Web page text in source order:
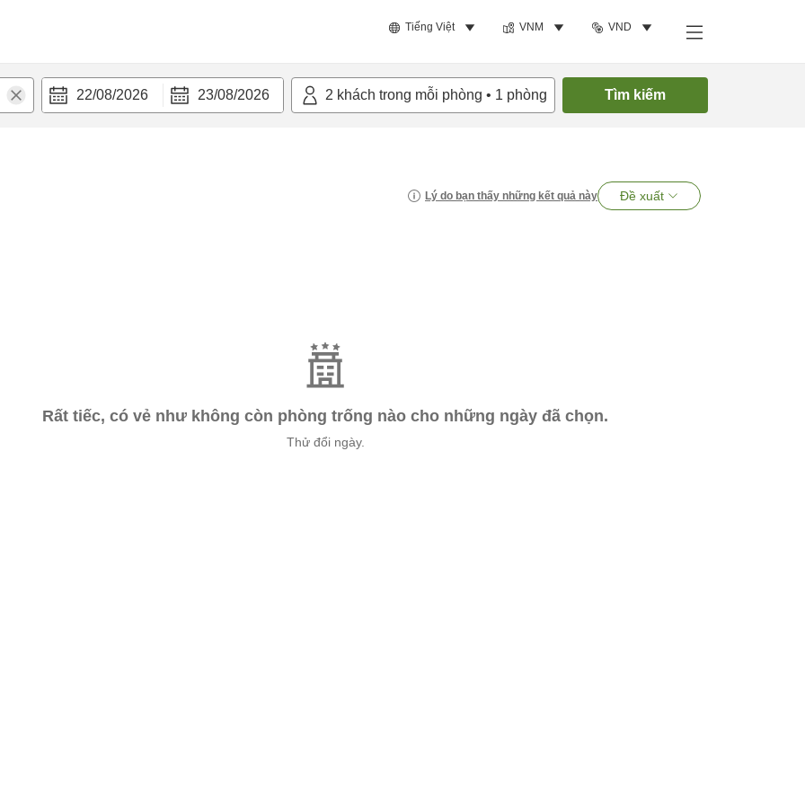
Tiếng Việt VNM VND
22/08/2026 23/08/2026 2 khách trong mỗi phòng • 1 phòng Tìm kiếm
Lý do bạn thấy những kết quả này Đề xuất
Rất tiếc, có vẻ như không còn phòng trống nào cho những ngày đã chọn.
Thử đổi ngày.